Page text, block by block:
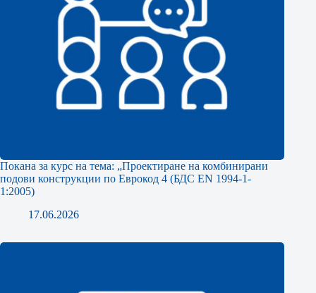
Покана за курс на тема: „Проектиране на комбинирани
подови конструкции по Еврокод 4 (БДС EN 1994-1-
1:2005)
17.06.2026